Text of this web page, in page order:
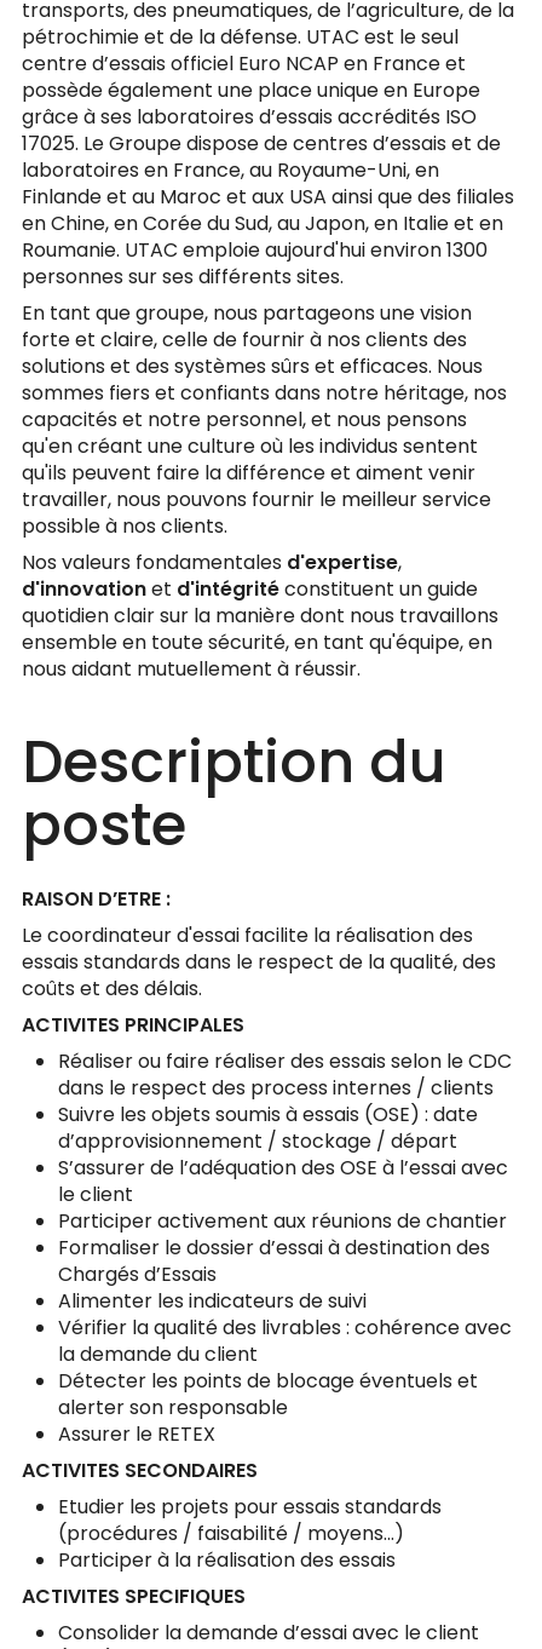
transports, des pneumatiques, de l’agriculture, de la
pétrochimie et de la défense. UTAC est le seul
centre d’essais officiel Euro NCAP en France et
possède également une place unique en Europe
grâce à ses laboratoires d’essais accrédités ISO
17025. Le Groupe dispose de centres d’essais et de
laboratoires en France, au Royaume-Uni, en
Finlande et au Maroc et aux USA ainsi que des filiales
en Chine, en Corée du Sud, au Japon, en Italie et en
Roumanie. UTAC emploie aujourd'hui environ 1300
personnes sur ses différents sites.
En tant que groupe, nous partageons une vision
forte et claire, celle de fournir à nos clients des
solutions et des systèmes sûrs et efficaces. Nous
sommes fiers et confiants dans notre héritage, nos
capacités et notre personnel, et nous pensons
qu'en créant une culture où les individus sentent
qu'ils peuvent faire la différence et aiment venir
travailler, nous pouvons fournir le meilleur service
possible à nos clients.
Nos valeurs fondamentales d'expertise,
d'innovationet d'intégritéconstituent un guide
quotidien clair sur la manière dont nous travaillons
ensemble en toute sécurité, en tant qu'équipe, en
nous aidant mutuellement à réussir.
Description du
poste
RAISON D’ETRE :
Le coordinateur d'essai facilite la réalisation des
essais standards dans le respect de la qualité, des
coûts et des délais.
ACTIVITES PRINCIPALES
Réaliser ou faire réaliser des essais selon le CDC
dans le respect des process internes / clients
Suivre les objets soumis à essais (OSE) : date
d’approvisionnement / stockage / départ
S’assurer de l’adéquation des OSE à l’essai avec
le client
Participer activement aux réunions de chantier
Formaliser le dossier d’essai à destination des
Chargés d’Essais
Alimenter les indicateurs de suivi
Vérifier la qualité des livrables : cohérence avec
la demande du client
Détecter les points de blocage éventuels et
alerter son responsable
Assurer le RETEX
ACTIVITES SECONDAIRES
Etudier les projets pour essais standards
(procédures / faisabilité / moyens…)
Participer à la réalisation des essais
ACTIVITES SPECIFIQUES
Consolider la demande d’essai avec le client